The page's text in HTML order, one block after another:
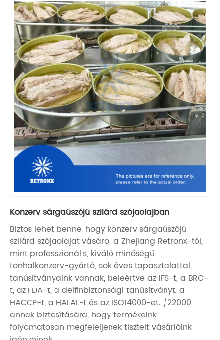
Konzerv sárgaúszójú szilárd szójaolajban
Biztos lehet benne, hogy konzerv sárgaúszójú
szilárd szójaolajat vásárol a Zhejiang Retronx-tól,
mint professzionális, kiváló minőségű
tonhalkonzerv-gyártó, sok éves tapasztalattal,
tanúsítványaink vannak, beleértve az IFS-t, a BRC-
t, az FDA-t, a delfinbiztonsági tanúsítványt, a
HACCP-t, a HALAL-t és az ISO14000-et. /22000
annak biztosítására, hogy termékeink
folyamatosan megfeleljenek tisztelt vásárlóink ​​